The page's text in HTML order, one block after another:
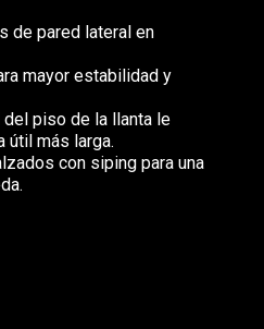
de pared lateral en
mayor estabilidad y
del piso de la llanta le
útil más larga.
con siping para una